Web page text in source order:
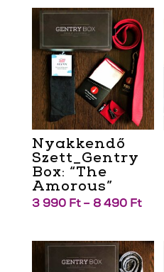
Nyakkendő
Szett_Gentry
Box: “The
Amorous”
3 990 Ft– 8 490 Ft